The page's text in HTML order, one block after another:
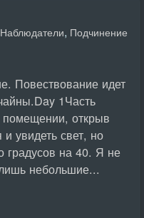
Наблюдатели, Подчинение
Повествование идет
1Часть
открыв
и увидеть свет, но
градусов на 40. Я не
небольшие...